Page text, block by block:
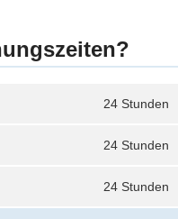
24 Stunden
24 Stunden
24 Stunden